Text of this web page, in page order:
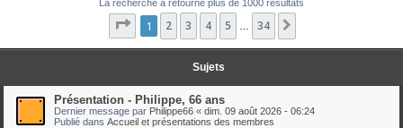
h
La recherche a retourné plus de 1000 résultats
Page sur34
1 2 3 4 5 34
Sujets
Présentation - Philippe, 66 ans
Dernier message par Philippe66 « dim. 09 août 2026 - 06:24
Publié dans Accueil et présentations des membres